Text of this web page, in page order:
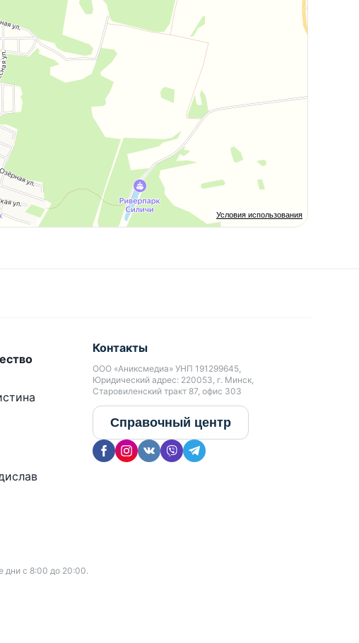
Условия использования
дни с 8:00 до 20:00.
Контакты
ООО «Аниксмедиа» УНП 191299645,
Юридический адрес: 220053, г. Минск,
Старовиленский тракт 87, офис 303
Справочный центр